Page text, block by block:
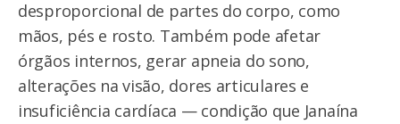
desproporcional de partes do corpo, como
mãos, pés e rosto. Também pode afetar
órgãos internos, gerar apneia do sono,
alterações na visão, dores articulares e
insuficiência cardíaca — condição que Janaína